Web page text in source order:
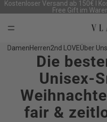
Kostenloser Versand ab 150€ I
Free Gift im
DamenHerren2nd LOVEÜber Uns
Die
Unisex-
fair &